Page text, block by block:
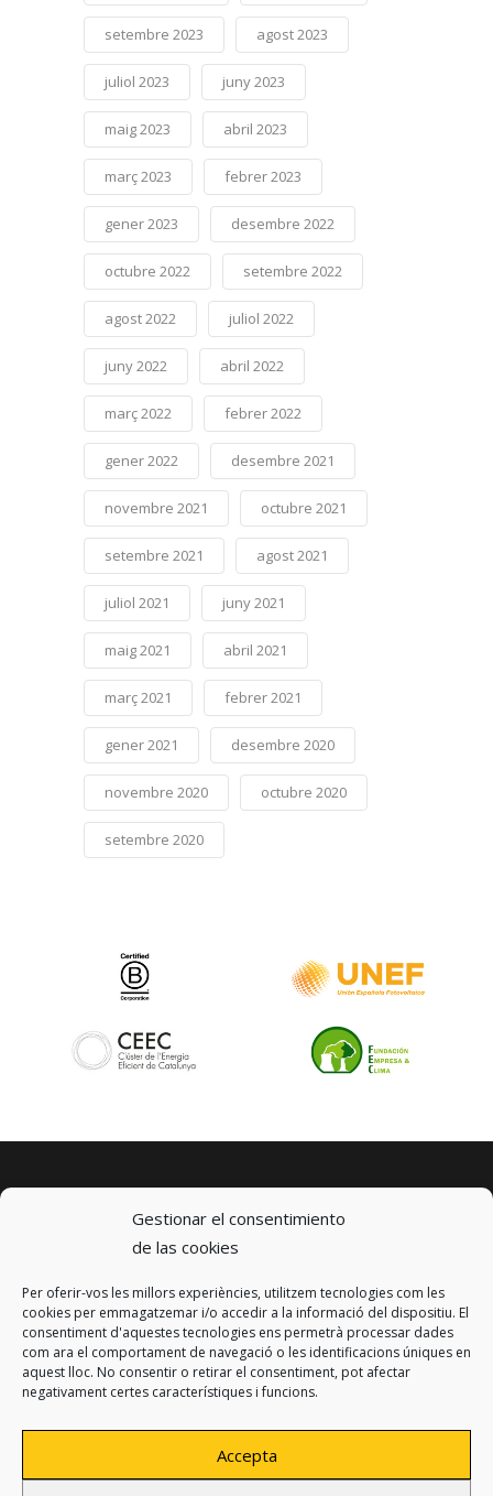
Gestionar el consentimiento
de las cookies
Per oferir-vos les millors experiències, utilitzem tecnologies com les
cookies per emmagatzemar i/o accedir a la informació del dispositiu. El
consentiment d'aquestes tecnologies ens permetrà processar dades
com ara el comportament de navegació o les identificacions úniques en
aquest lloc. No consentir o retirar el consentiment, pot afectar
negativament certes característiques i funcions.
Accepta
setembre 2023 agost 2023
juliol 2023 juny 2023
maig 2023 abril 2023
març 2023 febrer 2023
gener 2023 desembre 2022
octubre 2022 setembre 2022
agost 2022 juliol 2022
juny 2022 abril 2022
març 2022 febrer 2022
gener 2022 desembre 2021
novembre 2021 octubre 2021
setembre 2021 agost 2021
juliol 2021 juny 2021
maig 2021 abril 2021
març 2021 febrer 2021
gener 2021 desembre 2020
novembre 2020 octubre 2020
setembre 2020
© 2023 km0 Energy
Carrer Baldrich 222-226
08223 Terrassa, Barcelona
info@km0.energy